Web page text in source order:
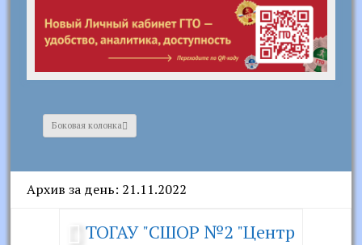
Боковая колонка
Архив за день: 21.11.2022
ТОГАУ "СШОР №2 "Центр